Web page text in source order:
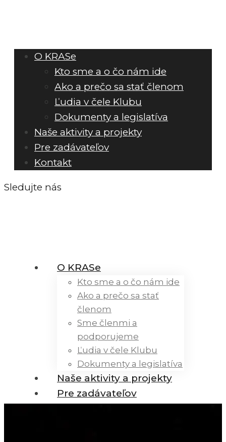
O KRASe
Kto sme a o čo nám ide
Ako a prečo sa stať členom
Ľudia v čele Klubu
Dokumenty a legislatíva
Naše aktivity a projekty
Pre zadávateľov
Kontakt
Sledujte nás
O KRASe
Kto sme a o čo nám ide
Ako a prečo sa stať
členom
Sme členmi a
podporujeme
Ľudia v čele Klubu
Dokumenty a legislatíva
Naše aktivity a projekty
Pre zadávateľov